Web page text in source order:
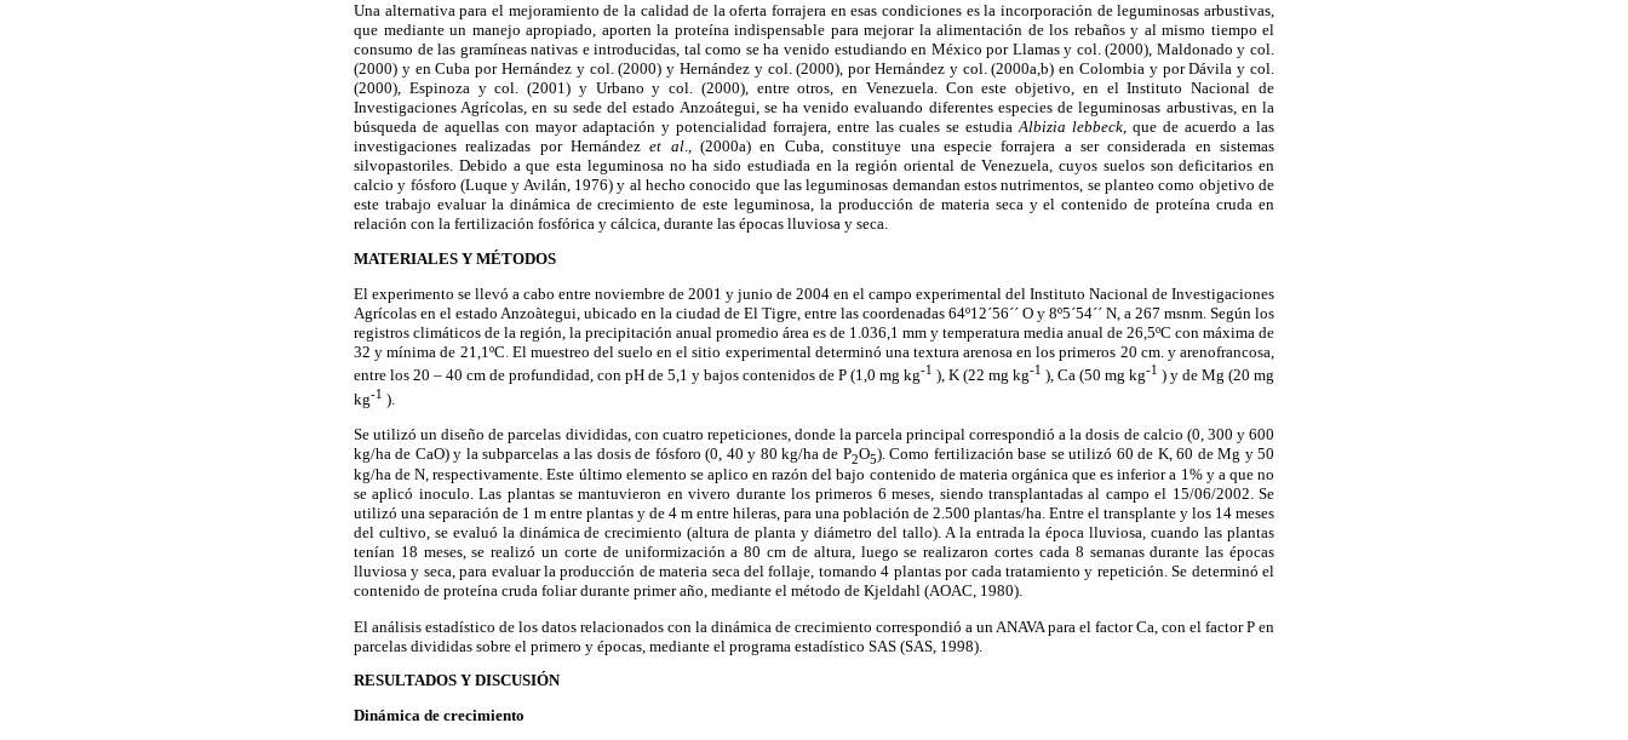
Una alternativa para el mejoramiento de la calidad de la oferta forrajera en esas condiciones es la incorporación de leguminosas arbustivas,
que mediante un manejo apropiado, aporten la proteína indispensable para mejorar la alimentación de los rebaños y al mismo tiempo el
consumo de las gramíneas nativas e introducidas, tal como se ha venido estudiando en México por Llamas y col. (2000), Maldonado y col.
(2000) y en Cuba por Hernández y col. (2000) y Hernández y col. (2000), por Hernández y col. (2000a,b) en Colombia y por Dávila y col.
(2000), Espinoza y col. (2001) y Urbano y col. (2000), entre otros, en Venezuela. Con este objetivo, en el Instituto Nacional de
Investigaciones Agrícolas, en su sede del estado Anzoátegui, se ha venido evaluando diferentes especies de leguminosas arbustivas, en la
búsqueda de aquellas con mayor adaptación y potencialidad forrajera, entre las cuales se estudiaAlbizia lebbeck, que de acuerdo a las
investigaciones realizadas por Hernándezet al., (2000a) en Cuba, constituye una especie forrajera a ser considerada en sistemas
silvopastoriles. Debido a que esta leguminosa no ha sido estudiada en la región oriental de Venezuela, cuyos suelos son deficitarios en
calcio y fósforo (Luque y Avilán, 1976) y al hecho conocido que las leguminosas demandan estos nutrimentos, se planteo como objetivo de
este trabajo evaluar la dinámica de crecimiento de este leguminosa, la producción de materia seca y el contenido de proteína cruda en
relación con la fertilización fosfórica y cálcica, durante las épocas lluviosa y seca.
MATERIALES Y MÉTODOS
El experimento se llevó a cabo entre noviembre de 2001 y junio de 2004 en el campo experimental del Instituto Nacional de Investigaciones
Agrícolas en el estado Anzoàtegui, ubicado en la ciudad de El Tigre, entre las coordenadas 64º12´56´´ O y 8º5´54´´ N, a 267 msnm. Según los
registros climáticos de la región, la precipitación anual promedio área es de 1.036,1 mm y temperatura media anual de 26,5ºC con máxima de
32 y mínima de 21,1ºC El muestreo del suelo en el sitio experimental determinó una textura arenosa en los primeros 20 cm. y arenofrancosa,
entre los 20 – 40 cm de profundidad, con pH de 5,1 y bajos contenidos de P (1,0 mg kg-1 ), K (22 mg kg-1 ), Ca (50 mg kg-1 ) y de Mg (20 mg
kg-1 ).
Se utilizó un diseño de parcelas divididas, con cuatro repeticiones, donde la parcela principal correspondió a la dosis de calcio (0, 300 y 600
kg/ha de CaO) y la subparcelas a las dosis de fósforo (0, 40 y 80 kg/ha de P2O5). Como fertilización base se utilizó 60 de K, 60 de Mg y 50
kg/ha de N, respectivamente. Este último elemento se aplico en razón del bajo contenido de materia orgánica que es inferior a 1% y a que no
se aplicó inoculo. Las plantas se mantuvieron en vivero durante los primeros 6 meses, siendo transplantadas al campo el 15/06/2002. Se
utilizó una separación de 1 m entre plantas y de 4 m entre hileras, para una población de 2.500 plantas/ha. Entre el transplante y los 14 meses
del cultivo, se evaluó la dinámica de crecimiento (altura de planta y diámetro del tallo). A la entrada la época lluviosa, cuando las plantas
tenían 18 meses, se realizó un corte de uniformización a 80 cm de altura, luego se realizaron cortes cada 8 semanas durante las épocas
lluviosa y seca, para evaluar la producción de materia seca del follaje, tomando 4 plantas por cada tratamiento y repetición. Se determinó el
contenido de proteína cruda foliar durante primer año, mediante el método de Kjeldahl (AOAC, 1980).
El análisis estadístico de los datos relacionados con la dinámica de crecimiento correspondió a un ANAVA para el factor Ca, con el factor P en
parcelas divididas sobre el primero y épocas, mediante el programa estadístico SAS (SAS, 1998).
RESULTADOS Y DISCUSIÓN
Dinámica de crecimiento